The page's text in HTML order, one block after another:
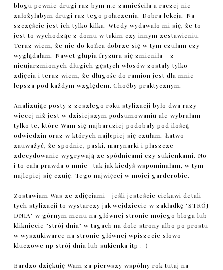
blogu pewnie drugi raz bym nie zamieściła a raczej nie
założyłabym drugi raz tego połaczenia. Dobra lekcja. Na
szczęście jest ich tylko kilka. Wtedy wydawało mi się, że to
jest to wychodząc z domu w takim czy innym zestawieniu.
Teraz wiem, że nie do końca dobrze się w tym czułam czy
wyglądałam. Nawet głupia fryzura się zmieniła - z
nieujarzmionych długich gęstych włosów zostały tylko
zdjęcia i teraz wiem, że długośc do ramion jest dla mnie
lepsza pod każdym względem. Choćby praktycznym.
Analizując posty z zeszłego roku stylizacji było dwa razy
wiecej niż jest w dzisiejszym podsumowaniu ale wybrałam
tylko te, które Wam się najbardziej podobały pod iloścą
odwiedzin oraz w których najlepiej się czułam. Łatwo
zauważyć, że spodnie, paski, marynarki i płaszcze
zdecydowanie wygrywają ze spódnicami czy sukienkami. No
i to cała prawda o mnie- tak jak kiedyś wspominałam, w tym
najlepiej się czuję. Tego najwięcej w mojej garderobie.
Zostawiam Was ze zdjęciami - jeśli jesteście ciekawi detali
tych stylizacji to wystarczy jak wejdziecie w zakładkę "STRÓJ
DNIA" w górnym menu na głównej stronie mojego bloga lub
klikniecie "strój dnia" w tagach na dole strony albo po prostu
w wyszukiwarce na stronie głównej wpiszecie słowo
kluczowe np strój dnia lub sukienka itp :-)
Bardzo dziękuję Wam za pierwszy wspólny rok tutaj na